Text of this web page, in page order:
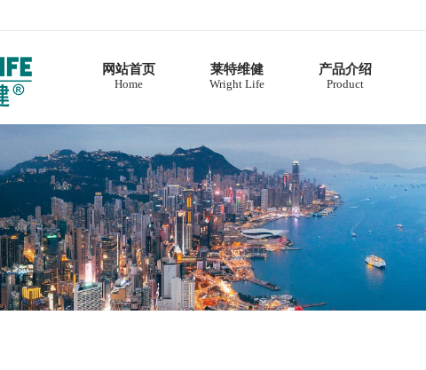
网站首页
Home
莱特维健
Wright Life
产品介绍
Product